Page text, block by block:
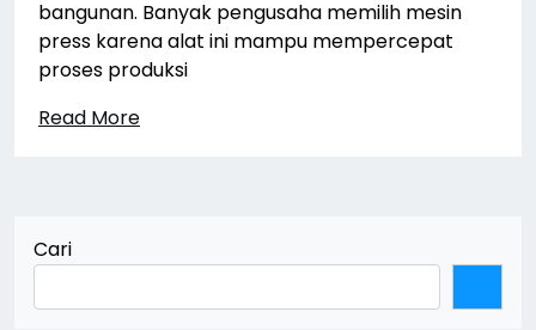
bangunan. Banyak pengusaha memilih mesin
press karena alat ini mampu mempercepat
proses produksi
Read More
Cari